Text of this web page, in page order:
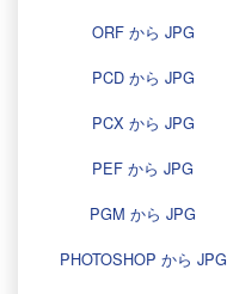
ORF から JPG
PCD から JPG
PCX から JPG
PEF から JPG
PGM から JPG
PHOTOSHOP から JPG